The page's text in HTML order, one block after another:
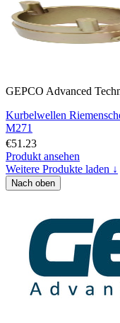
GEPCO Advanced
Kurbelwellen
M271
€51.23
Produkt ansehen
Weitere Produkte laden ↓
Nach oben